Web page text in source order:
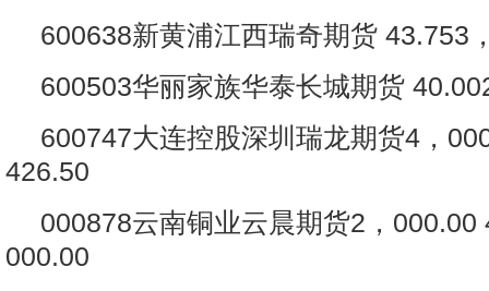
600638新黄浦江西瑞奇期货 43.753
600503华丽家族华泰长城期货
600747大连控股深圳瑞龙期货4，
426.50
000878云南铜业云晨期货2，000.00
000.00